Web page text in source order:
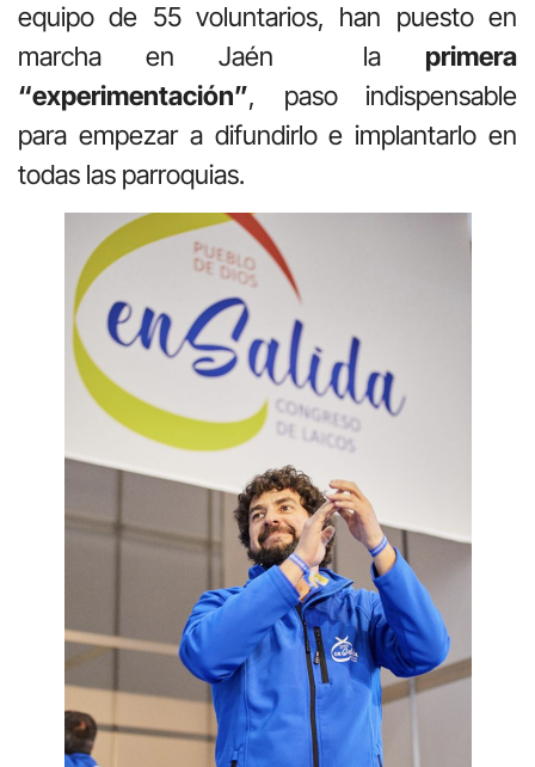
equipo de 55 voluntarios, han puesto en
marcha en Jaén la primera
“experimentación”, paso indispensable
para empezar a difundirlo e implantarlo en
todas las parroquias.